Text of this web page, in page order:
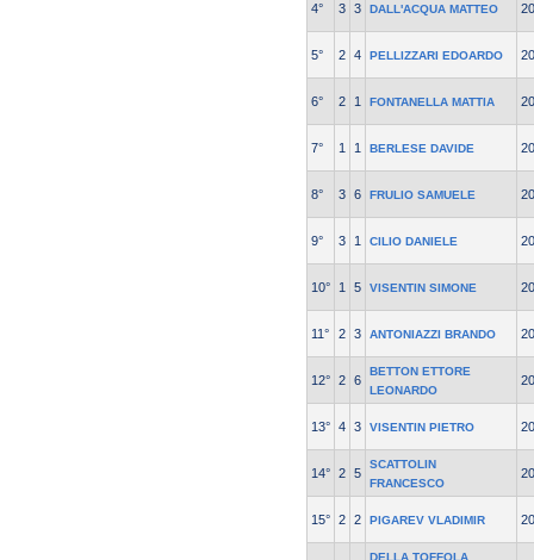
4° 3 3 DALL'ACQUA MATTEO
5° 2 4 PELLIZZARI EDOARDO
6° 2 1 FONTANELLA MATTIA
7° 1 1 BERLESE DAVIDE
8° 3 6 FRULIO SAMUELE
9° 3 1 CILIO DANIELE
10° 1 5 VISENTIN SIMONE
11° 2 3 ANTONIAZZI BRANDO
12° 2 6
BETTON ETTORE
LEONARDO
13° 4 3 VISENTIN PIETRO
14° 2 5
SCATTOLIN
FRANCESCO
15° 2 2 PIGAREV VLADIMIR
DELLA TOFFOLA